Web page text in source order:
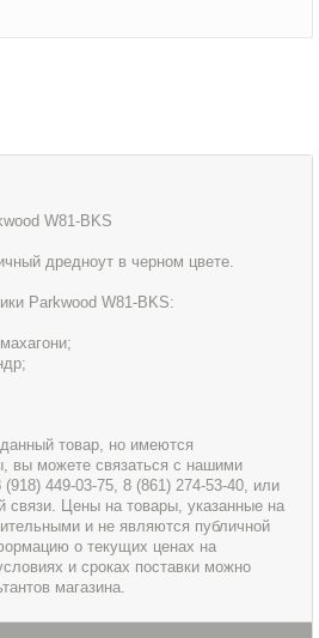
W81-BKS
дредноут в черном цвете.
Parkwood W81-BKS:
товар, но имеются
вы можете связаться с нашими
449-03-75, 8 (861) 274-53-40, или
связи. Цены на товары, указанные на
и не являются публичной
о текущих ценах на
и сроках поставки можно
магазина.